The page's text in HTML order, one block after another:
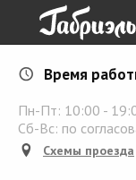
Время
Пн-Пт: 10:00 -
Сб-Вс: по
Схемы проезда